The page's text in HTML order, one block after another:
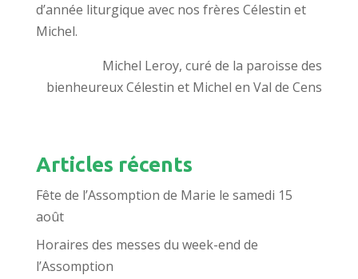
d’année liturgique avec nos frères Célestin et
Michel.
Michel Leroy, curé de la paroisse des
bienheureux Célestin et Michel en Val de Cens
Articles récents
Fête de l’Assomption de Marie le samedi 15
août
Horaires des messes du week-end de
l’Assomption